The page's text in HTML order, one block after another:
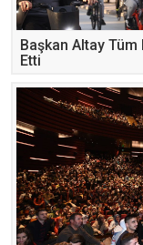
Başkan Altay Tüm
Etti